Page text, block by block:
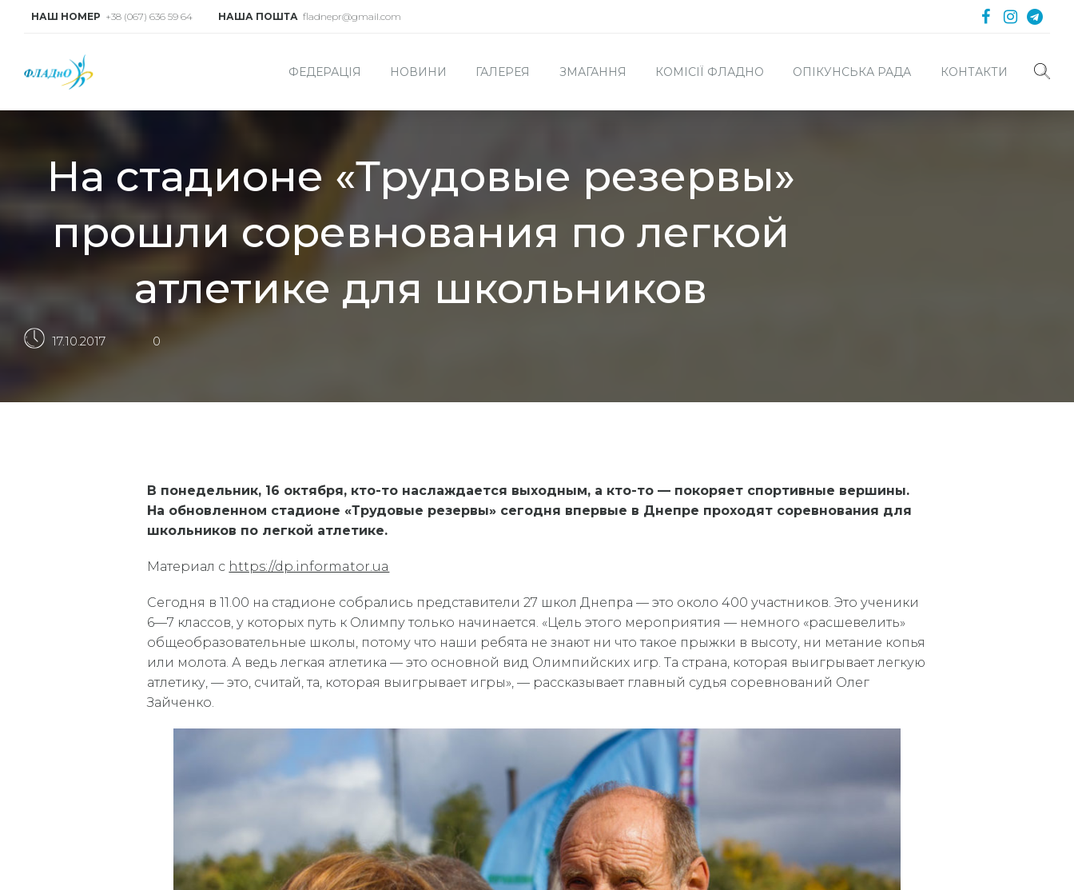
НАШ НОМЕР +38 (067) 636 59 64 НАША ПОШТА fladnepr@gmail.com
ФЕДЕРАЦІЯ НОВИНИ ГАЛЕРЕЯ ЗМАГАННЯ КОМІСІЇ ФЛАДНО ОПІКУНСЬКА РАДА КОНТАКТИ
На стадионе «Трудовые резервы»
прошли соревнования по легкой
атлетике для школьников
17.10.2017 0
В понедельник, 16 октября, кто-то наслаждается выходным, а кто-то — покоряет спортивные вершины.
На обновленном стадионе «Трудовые резервы» сегодня впервые в Днепре проходят соревнования для
школьников по легкой атлетике.
Материал с https://dp.informator.ua
Сегодня в 11.00 на стадионе собрались представители 27 школ Днепра — это около 400 участников. Это ученики
6—7 классов, у которых путь к Олимпу только начинается. «Цель этого мероприятия — немного «расшевелить»
общеобразовательные школы, потому что наши ребята не знают ни что такое прыжки в высоту, ни метание копья
или молота. А ведь легкая атлетика — это основной вид Олимпийских игр. Та страна, которая выигрывает легкую
атлетику, — это, считай, та, которая выигрывает игры», — рассказывает главный судья соревнований Олег
Зайченко.